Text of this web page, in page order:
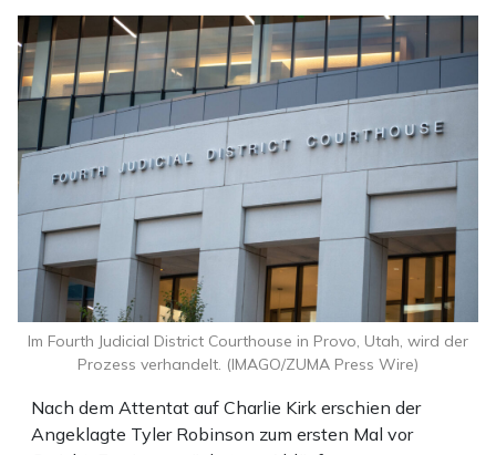
Nach dem Attentat auf Charlie Kirk erschien der
Angeklagte Tyler Robinson zum ersten Mal vor
Im Fourth Judicial District Courthouse in Provo, Utah, wird der
Prozess verhandelt. (IMAGO/ZUMA Press Wire)